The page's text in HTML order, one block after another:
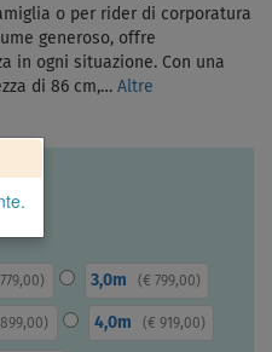
o per rider di corporatura
generoso, offre
in ogni situazione. Con una
di 86 cm,… Altre
) 3,0m ( € 799,00)
) 4,0m ( € 919,00)